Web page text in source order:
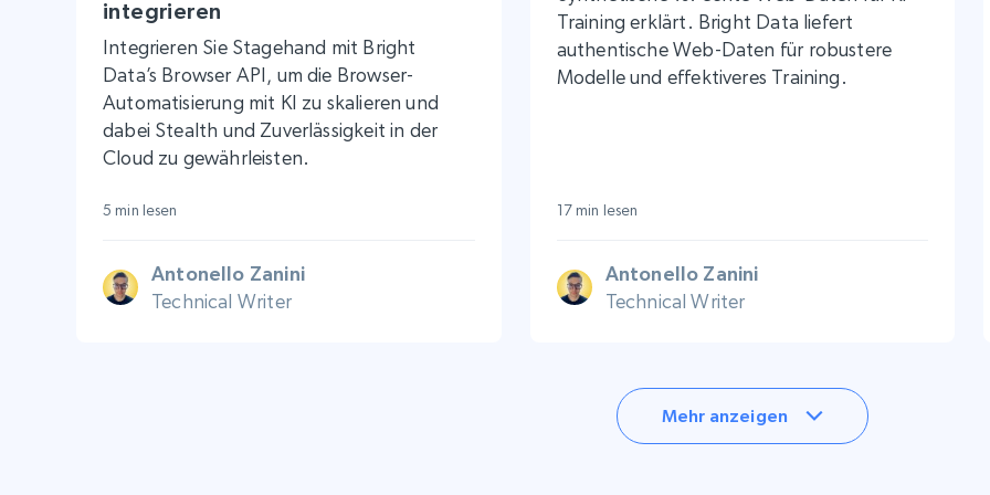
integrieren
Integrieren Sie Stagehand mit Bright
Data’s Browser API, um die Browser-
Automatisierung mit KI zu skalieren und
dabei Stealth und Zuverlässigkeit in der
Cloud zu gewährleisten.
5 min lesen
Antonello Zanini
Technical Writer
Training erklärt. Bright Data liefert
authentische Web-Daten für robustere
Modelle und effektiveres Training.
17 min lesen
Antonello Zanini
Technical Writer
Mehr anzeigen